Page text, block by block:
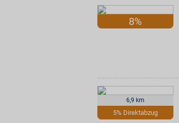
8%
6,9 km
5% Direktabzug